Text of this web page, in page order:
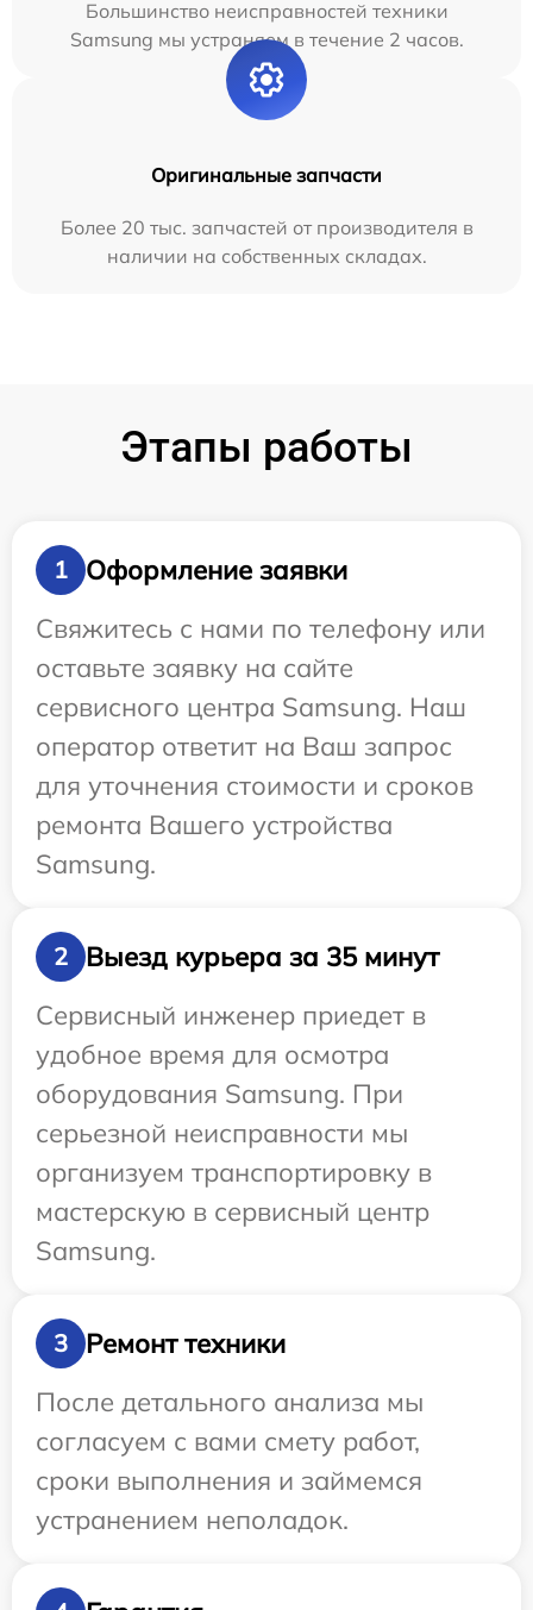
Большинство неисправностей техники
Samsung мы устраняем в течение 2 часов.
Оригинальные запчасти
Более 20 тыс. запчастей от производителя в
наличии на собственных складах.
Этапы работы
1
Оформление заявки
Свяжитесь с нами по телефону или
оставьте заявку на сайте
сервисного центра Samsung. Наш
оператор ответит на Ваш запрос
для уточнения стоимости и сроков
ремонта Вашего устройства
Samsung.
2
Выезд курьера за 35 минут
Сервисный инженер приедет в
удобное время для осмотра
оборудования Samsung. При
серьезной неисправности мы
организуем транспортировку в
мастерскую в сервисный центр
Samsung.
3
Ремонт техники
После детального анализа мы
согласуем с вами смету работ,
сроки выполнения и займемся
устранением неполадок.